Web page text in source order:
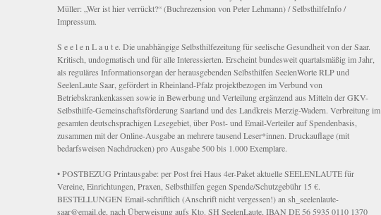
Müller: „Wer ist hier verrückt?“ (Buchrezension von Peter Lehmann) / SelbsthilfeInfo /
Impressum.
S e e l e n L a u t e. Die unabhängige Selbsthilfezeitung für seelische Gesundheit von der Saar.
Kritisch, undogmatisch und für alle Interessierten. Erscheint bundesweit quartalsmäßig im Jahr,
als reguläres Informationsorgan der herausgebenden Selbsthilfen SeelenWorte RLP und
SeelenLaute Saar, gefördert in Rheinland-Pfalz projektbezogen im Verbund von
Betriebskrankenkassen sowie in Bewerbung und Verteilung ergänzend aus Mitteln der GKV-
Selbsthilfe-Gemeinschaftsförderung Saarland und des Landkreis Merzig-Wadern. Verbreitung im
gesamten deutschsprachigen Lesegebiet, über Post- und Email-Verteiler auf Spendenbasis,
zusammen mit der Online-Ausgabe an mehrere tausend Leser*innen. Druckauflage (mit
bedarfsweisen Nachdrucken) pro Ausgabe 500 bis 1.000 Exemplare.
• POSTBEZUG Printausgabe: per Post frei Haus 4er-Paket aktuelle SEELENLAUTE für
Vereine, Einrichtungen, Praxen, Selbsthilfen gegen Spende/Schutzgebühr 15 €.
BESTELLUNGEN Email-schriftlich (Anschrift nicht vergessen!) an sh_seelenlaute-
saar@email.de, nach Überweisung aufs Kto. SH SeelenLaute, IBAN DE 56 5935 0110 1370